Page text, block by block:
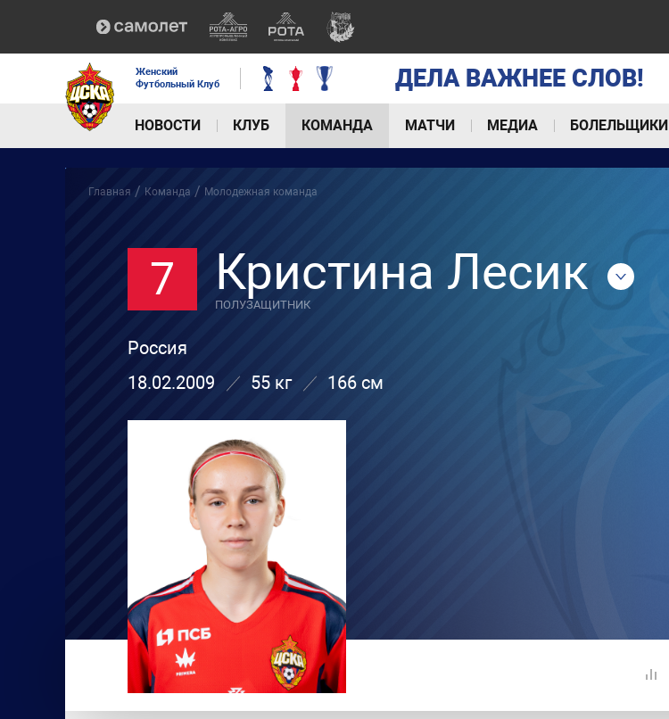
Женский
Футбольный Клуб
ДЕЛА ВАЖНЕЕ СЛОВ!
НОВОСТИ КЛУБ КОМАНДА МАТЧИ МЕДИА БОЛЕЛЬЩИКИ
Главная / Команда / Молодежная команда
7 Кристина Лесик
ПОЛУЗАЩИТНИК
Россия
18.02.2009
55 кг 166 см